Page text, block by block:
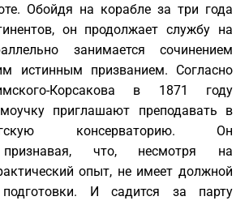
Обойдя на корабле за три года
он продолжает службу на
занимается сочинением
истинным призванием. Согласно
Корсакова в 1871 году
приглашают преподавать в
консерваторию. Он
признавая, что, несмотря на
опыт, не имеет должной
подготовки. И садится за парту